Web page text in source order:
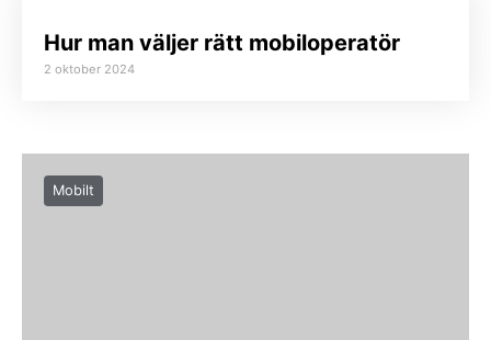
Hur man väljer rätt mobiloperatör
2 oktober 2024
Mobilt